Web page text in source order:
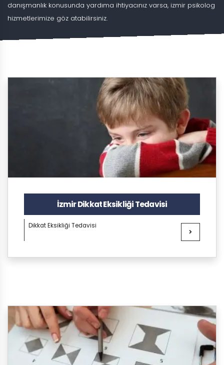
danışmanlık konusunda yardıma ihtiyacınız varsa, izmir psikolog
hizmetlerimize göz atabilirsiniz.
İzmir Dikkat Eksikliği Tedavisi
Dikkat Eksikliği Tedavisi